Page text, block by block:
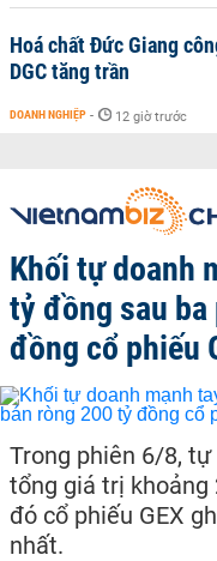
Hoá chất Đức Giang
DGC tăng trần
DOANH NGHIỆP - 12 giờ trước
Khối tự doanh
tỷ đồng sau
đồng cổ phiếu
Trong phiên 6/8,
tổng giá trị khoảng
đó cổ phiếu GEX
nhất.